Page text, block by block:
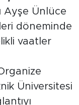
Ayşe Ünlüce
döneminde
vaatler
Üniversitesi